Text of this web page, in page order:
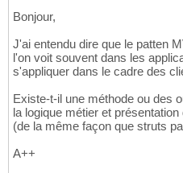
Bonjour,
J'ai entendu dire que le patten
l'on voit souvent dans les
s'appliquer dans le cadre des
Existe-t-il une méthode ou des
la logique métier et
(de la même façon que struts
A++